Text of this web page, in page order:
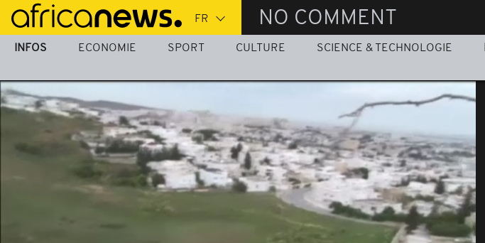
Passer
au
contenu
NO COMMENT
INFOS ECONOMIE SPORT CULTURE SCIENCE & TECHNOLOGIE